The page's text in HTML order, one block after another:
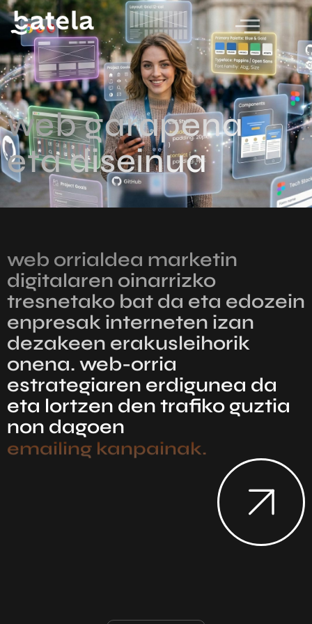
web garapena
eta diseinua
web orrialdea marketin
digitalaren oinarrizko
tresnetako bat da eta edozein
enpresak interneten izan
dezakeen erakusleihorik
onena. web-orria
estrategiaren erdigunea da
eta lortzen den trafiko guztia
non dagoen
ordaindutako iragarkiak.